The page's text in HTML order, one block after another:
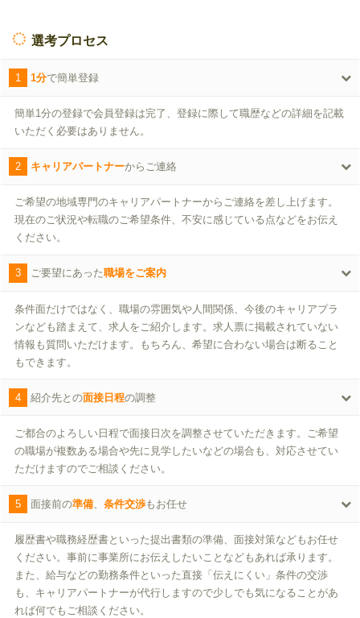
選考プロセス
1 1分で簡単登録
簡単1分の登録で会員登録は完了、登録に際して職歴などの詳細を記載
いただく必要はありません。
2 キャリアパートナーからご連絡
ご希望の地域専門のキャリアパートナーからご連絡を差し上げます。
現在のご状況や転職のご希望条件、不安に感じている点などをお伝え
ください。
3 ご要望にあった職場をご案内
条件面だけではなく、職場の雰囲気や人間関係、今後のキャリアプラ
ンなども踏まえて、求人をご紹介します。求人票に掲載されていない
情報も質問いただけます。もちろん、希望に合わない場合は断ること
もできます。
4 紹介先との面接日程の調整
ご都合のよろしい日程で面接日次を調整させていただきます。ご希望
の職場が複数ある場合や先に見学したいなどの場合も、対応させてい
ただけますのでご相談ください。
5 面接前の準備、 条件交渉もお任せ
履歴書や職務経歴書といった提出書類の準備、面接対策などもお任せ
ください。事前に事業所にお伝えしたいことなどもあれば承ります。
また、給与などの勤務条件といった直接「伝えにくい」条件の交渉
も、キャリアパートナーが代行しますので少しでも気になることがあ
れば何でもご相談ください。